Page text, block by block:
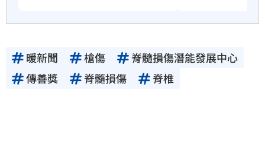
暖新聞 槍傷
脊髓損傷潛能發展中心
傳善獎
脊髓損傷 脊椎